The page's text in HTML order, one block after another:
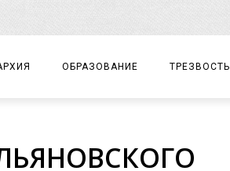
УПРАВЛЕНИЕ
ОБРАЗОВАНИЕ
ЦЕНТР «ВОЗРОЖДЕНИЕ»
ТРЕЗВОСТЬ
ДОКУМЕНТЫ